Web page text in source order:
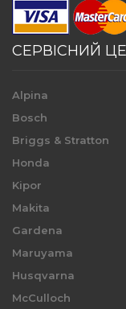
СЕРВІСНИЙ
Alpina
Bosch
Briggs & Stratton
Honda
Kipor
Makita
Gardena
Maruyama
Husqvarna
McCulloch